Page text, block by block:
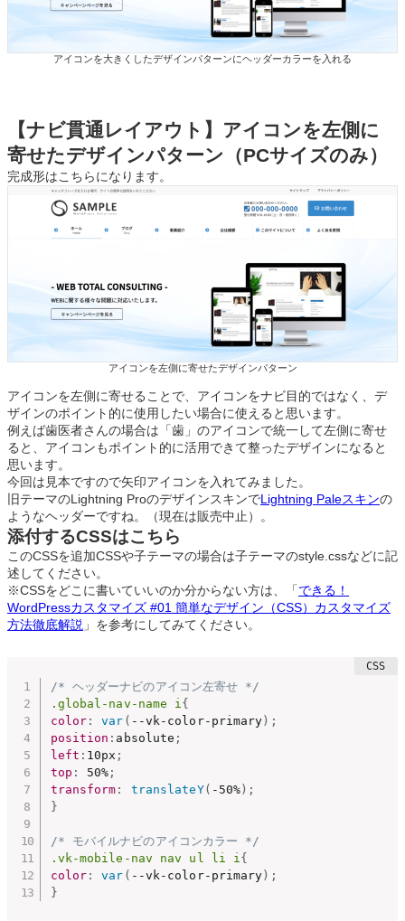
アイコンを大きくしたデザインパターンにヘッダーカラーを入れる
【ナビ貫通レイアウト】アイコンを左側に
寄せたデザインパターン（PCサイズのみ）
完成形はこちらになります。
アイコンを左側に寄せたデザインパターン
アイコンを左側に寄せることで、アイコンをナビ目的ではなく、デ
ザインのポイント的に使用したい場合に使えると思います。
例えば歯医者さんの場合は「歯」のアイコンで統一して左側に寄せ
ると、アイコンもポイント的に活用できて整ったデザインになると
思います。
今回は見本ですので矢印アイコンを入れてみました。
旧テーマのLightning ProのデザインスキンでLightning Paleスキンの
ようなヘッダーですね。（現在は販売中止）。
添付するCSSはこちら
このCSSを追加CSSや子テーマの場合は子テーマのstyle.cssなどに記
述してください。
※CSSをどこに書いていいのか分からない方は、「できる！
WordPressカスタマイズ #01 簡単なデザイン（CSS）カスタマイズ
方法徹底解説 」を参考にしてみてください。
/* ヘッダーナビのアイコン左寄せ */
.global-nav-name i {
color : var ( --vk-color-primary ) ;
position : absolute ;
left : 10px ;
top : 50% ;
transform : translateY( -50% ) ;
}
/* モバイルナビのアイコンカラー */
.vk-mobile-nav nav ul li i {
color : var ( --vk-color-primary ) ;
}